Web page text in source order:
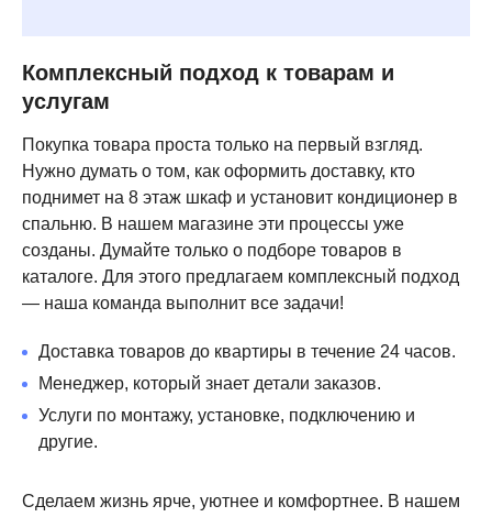
Комплексный подход к товарам и
услугам
Покупка товара проста только на первый взгляд.
Нужно думать о том, как оформить доставку, кто
поднимет на 8 этаж шкаф и установит кондиционер в
спальню. В нашем магазине эти процессы уже
созданы. Думайте только о подборе товаров в
каталоге. Для этого предлагаем комплексный подход
— наша команда выполнит все задачи!
Доставка товаров до квартиры в течение 24 часов.
Менеджер, который знает детали заказов.
Услуги по монтажу, установке, подключению и
другие.
Сделаем жизнь ярче, уютнее и комфортнее. В нашем